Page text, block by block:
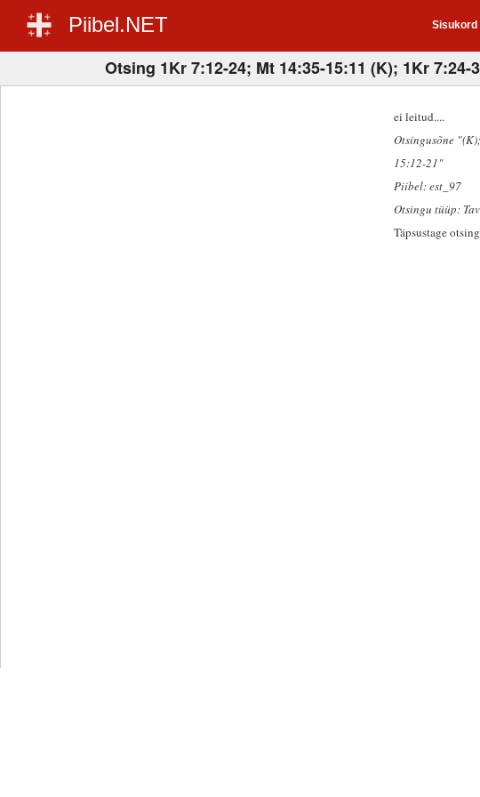
Piibel.NET Sisukord
Otsing 1Kr 7:12-24; Mt 14:35-15:11 (K); 1Kr 7:24-
ei leitud....
Otsingusõne
15:12-21"
Piibel: est_97
Otsingu tüüp:
Täpsustage